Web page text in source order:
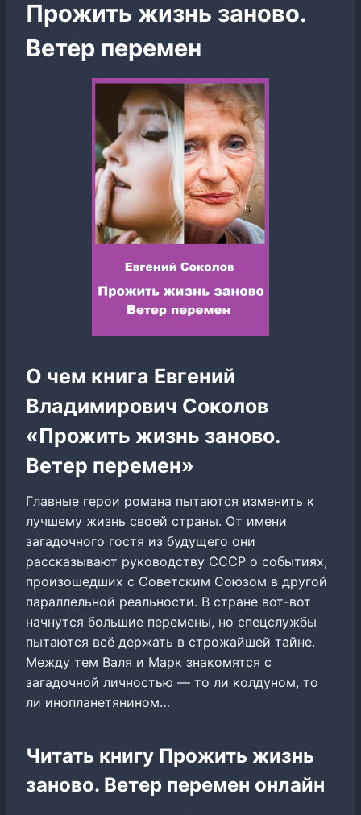
Прожить жизнь заново.
Ветер перемен
О чем книга Евгений
Владимирович Соколов
«Прожить жизнь заново.
Ветер перемен»
Главные герои романа пытаются изменить к
лучшему жизнь своей страны. От имени
загадочного гостя из будущего они
рассказывают руководству СССР о событиях,
произошедших с Советским Союзом в другой
параллельной реальности. В стране вот-вот
начнутся большие перемены, но спецслужбы
пытаются всё держать в строжайшей тайне.
Между тем Валя и Марк знакомятся с
загадочной личностью — то ли колдуном, то
ли инопланетянином…
Читать книгу Прожить жизнь
заново. Ветер перемен онлайн